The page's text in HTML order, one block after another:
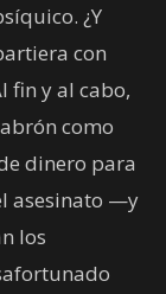
¿Y
con
fin y al cabo,
como
dinero para
asesinato —y
los